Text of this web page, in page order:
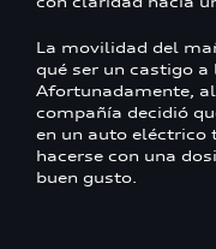
La movilidad del
qué ser un castigo a
Afortunadamente,
compañía decidió
en un auto eléctrico
hacerse con una
buen gusto.